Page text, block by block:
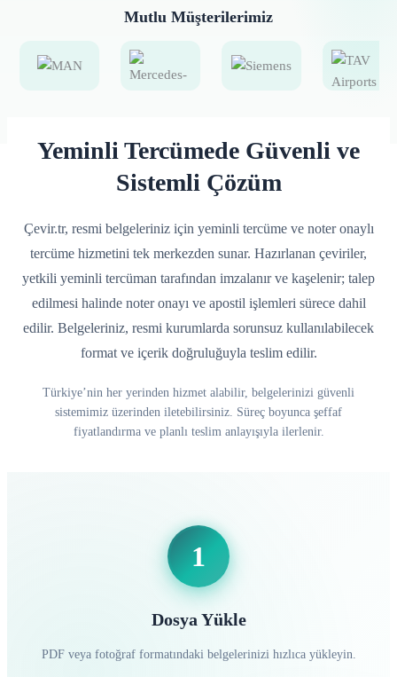
Mutlu Müşterilerimiz
Yeminli Tercümede Güvenli ve
Sistemli Çözüm
Çevir.tr, resmi belgeleriniz için yeminli tercüme ve noter onaylı
tercüme hizmetini tek merkezden sunar. Hazırlanan çeviriler,
yetkili yeminli tercüman tarafından imzalanır ve kaşelenir; talep
edilmesi halinde noter onayı ve apostil işlemleri sürece dahil
edilir. Belgeleriniz, resmi kurumlarda sorunsuz kullanılabilecek
format ve içerik doğruluğuyla teslim edilir.
Türkiye’nin her yerinden hizmet alabilir, belgelerinizi güvenli
sistemimiz üzerinden iletebilirsiniz. Süreç boyunca şeffaf
fiyatlandırma ve planlı teslim anlayışıyla ilerlenir.
1
Dosya Yükle
PDF veya fotoğraf formatındaki belgelerinizi hızlıca yükleyin.